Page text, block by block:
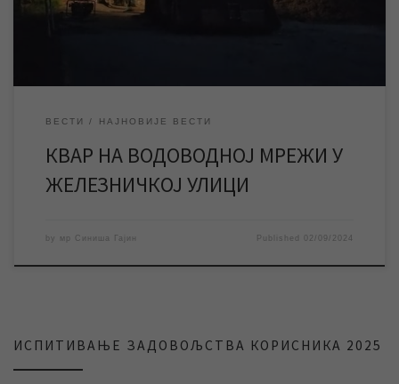
већег обима на […]
ВЕСТИ НАЈНОВИЈЕ ВЕСТИ
КВАР НА ВОДОВОДНОЈ МРЕЖИ У
ЖЕЛЕЗНИЧКОЈ УЛИЦИ
by мр Синиша Гајин Published 02/09/2024
ИСПИТИВАЊЕ ЗАДОВОЉСТВА КОРИСНИКА 2025